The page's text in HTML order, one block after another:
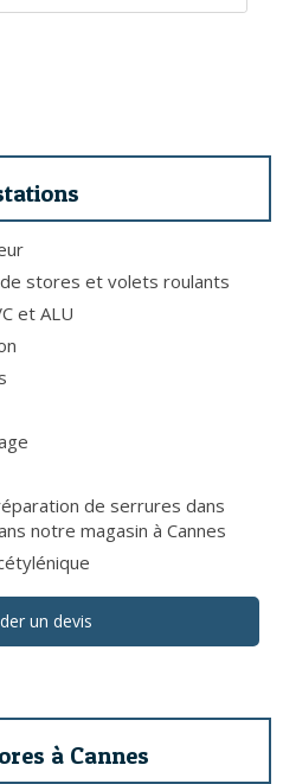
stores et volets roulants
et ALU
de serrures dans
notre magasin à Cannes
un devis
à Cannes